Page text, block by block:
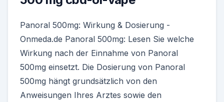
Panoral 500mg: Wirkung & Dosierung -
Onmeda.de Panoral 500mg: Lesen Sie welche
Wirkung nach der Einnahme von Panoral
500mg einsetzt. Die Dosierung von Panoral
500mg hängt grundsätzlich von den
Anweisungen Ihres Arztes sowie den